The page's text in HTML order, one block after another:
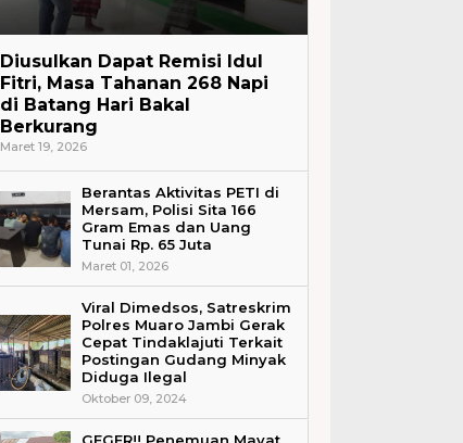
Diusulkan Dapat Remisi Idul
Fitri, Masa Tahanan 268 Napi
di Batang Hari Bakal
Berkurang
Maret 19, 2026
Berantas Aktivitas PETI di
Mersam, Polisi Sita 166
Gram Emas dan Uang
Tunai Rp. 65 Juta
Maret 01, 2026
Viral Dimedsos, Satreskrim
Polres Muaro Jambi Gerak
Cepat Tindaklajuti Terkait
Postingan Gudang Minyak
Diduga Ilegal
Oktober 09, 2024